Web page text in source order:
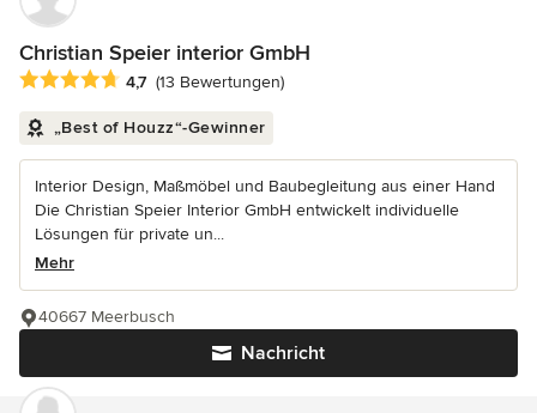
Christian Speier interior GmbH
Durchschnittliche Bewertung: 4.7 von 5 Sternen
4,7 (13 Bewertungen)
„Best of Houzz“-Gewinner
Interior Design, Maßmöbel und Baubegleitung aus einer Hand
Die Christian Speier Interior GmbH entwickelt individuelle
Lösungen für private un...
Mehr
Nachricht
40667 Meerbusch